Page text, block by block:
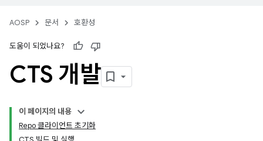
AOSP 문서 호환성
도움이 되었나요?
CTS 개발
이 페이지의 내용
Repo 클라이언트 초기화